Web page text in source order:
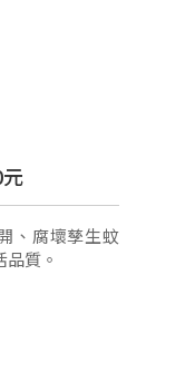
、腐壞孳生蚊
質。